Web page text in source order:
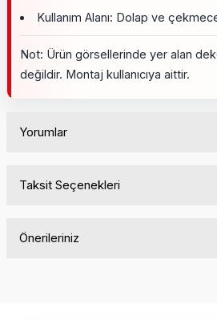
Kullanım Alanı: Dolap ve
Not: Ürün görsellerinde yer alan
değildir. Montaj kullanıcıya aittir.
Yorumlar
Taksit Seçenekleri
Önerileriniz